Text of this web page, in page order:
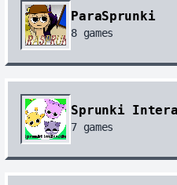
ParaSprunki
8 games
Sprunki
7 games